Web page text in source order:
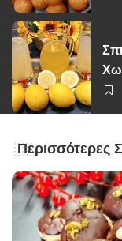
Περισσότερες